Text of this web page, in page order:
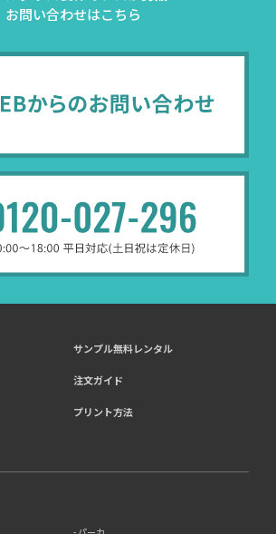
お問い合わせはこちら
サンプル無料レンタル
注文ガイド
プリント方法